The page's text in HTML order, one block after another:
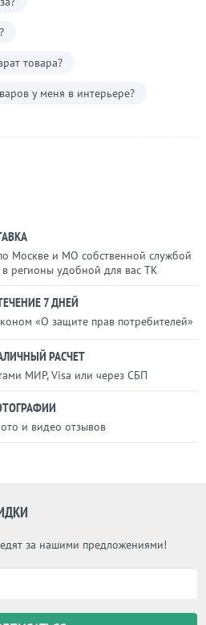
товара?
у меня в интерьере?
Москве и МО собственной службой
в регионы удобной для вас ТК
7 ДНЕЙ
«О защите прав потребителей»
РАСЧЕТ
МИР, Visa или через СБП
и видео отзывов
за нашими предложениями!